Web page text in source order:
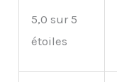
5,0 sur 5
étoiles